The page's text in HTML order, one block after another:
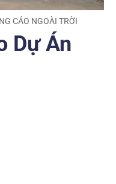
CÁO NGOÀI TRỜI
Dự Án